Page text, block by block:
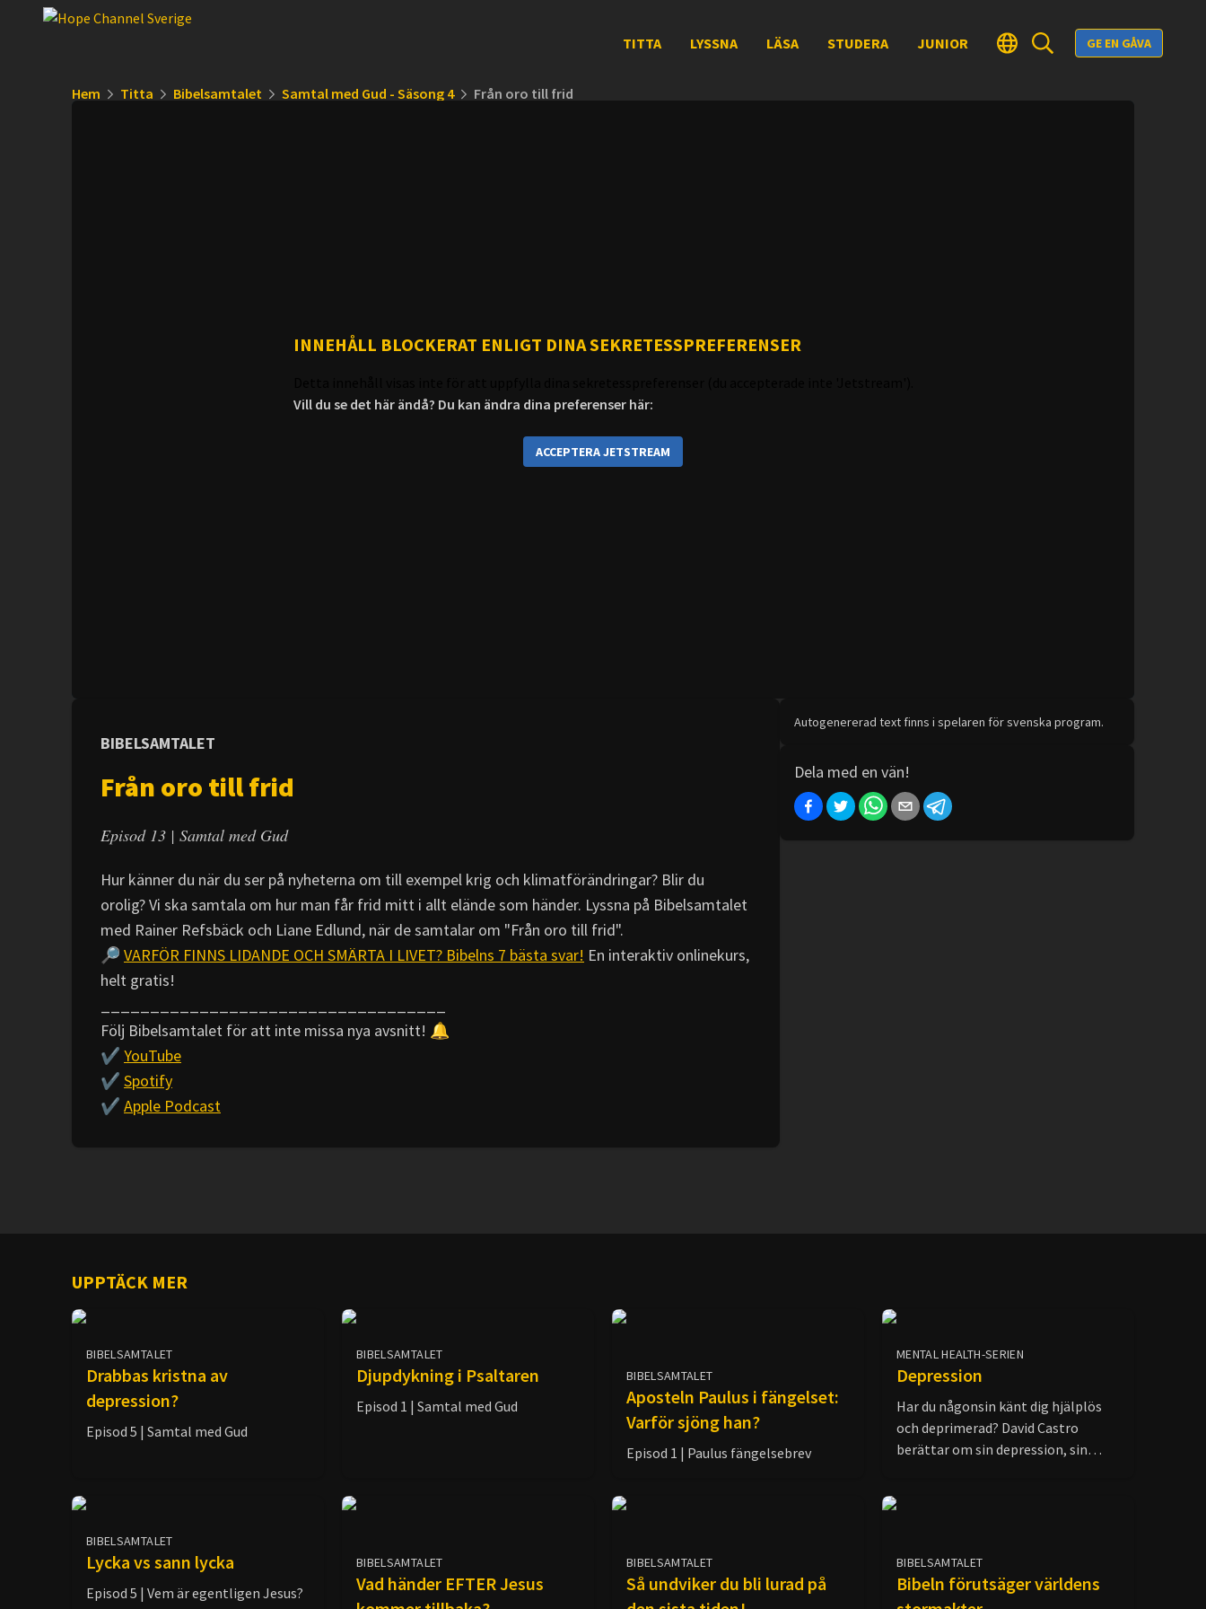
TITTA LYSSNA LÄSA STUDERA JUNIOR GE EN GÅVA
Hem Titta Bibelsamtalet Samtal med Gud - Säsong 4 Från oro till frid
INNEHÅLL BLOCKERAT ENLIGT DINA SEKRETESSPREFERENSER
Vill du se det här ändå? Du kan ändra dina preferenser här:
ACCEPTERA JETSTREAM
BIBELSAMTALET
Från oro till frid
Episod 13 | Samtal med Gud
Hur känner du när du ser på nyheterna om till exempel krig och klimatförändringar? Blir du
orolig? Vi ska samtala om hur man får frid mitt i allt elände som händer. Lyssna på Bibelsamtalet
med Rainer Refsbäck och Liane Edlund, när de samtalar om "Från oro till frid".
🔎 VARFÖR FINNS LIDANDE OCH SMÄRTA I LIVET? Bibelns 7 bästa svar! En interaktiv onlinekurs,
helt gratis!
Följ Bibelsamtalet för att inte missa nya avsnitt! 🔔
✔️ YouTube
✔️ Spotify
✔️ Apple Podcast
Autogenererad text finns i spelaren för svenska program.
Dela med en vän!
UPPTÄCK MER
BIBELSAMTALET
Drabbas kristna av
depression?
Episod 5 | Samtal med Gud
BIBELSAMTALET
Djupdykning i Psaltaren
Episod 1 | Samtal med Gud
BIBELSAMTALET
Aposteln Paulus i fängelset:
Varför sjöng han?
Episod 1 | Paulus fängelsebrev
MENTAL HEALTH-SERIEN
Depression
Har du någonsin känt dig hjälplös
och deprimerad? David Castro
berättar om sin depression, sin
BIBELSAMTALET
Lycka vs sann lycka
Episod 5 | Vem är egentligen Jesus?
BIBELSAMTALET
Vad händer EFTER Jesus
BIBELSAMTALET
Så undviker du bli lurad på
BIBELSAMTALET
Bibeln förutsäger världens